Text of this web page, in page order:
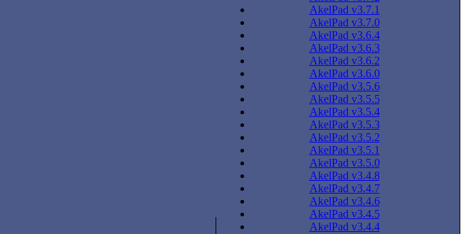
AkelPad v3.7.1
AkelPad v3.7.0
AkelPad v3.6.4
AkelPad v3.6.3
AkelPad v3.6.2
AkelPad v3.6.0
AkelPad v3.5.6
AkelPad v3.5.5
AkelPad v3.5.4
AkelPad v3.5.3
AkelPad v3.5.2
AkelPad v3.5.1
AkelPad v3.5.0
AkelPad v3.4.8
AkelPad v3.4.7
AkelPad v3.4.6
AkelPad v3.4.5
AkelPad v3.4.4